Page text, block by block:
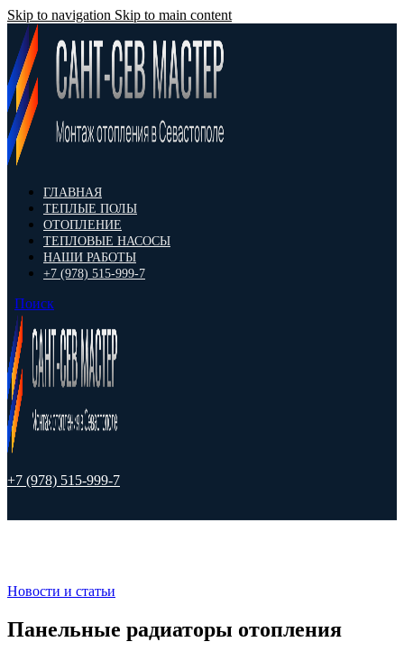
Skip to navigation Skip to main content
ГЛАВНАЯ
ТЕПЛЫЕ ПОЛЫ
ОТОПЛЕНИЕ
ТЕПЛОВЫЕ НАСОСЫ
НАШИ РАБОТЫ
+7 (978) 515-999-7
Поиск
+7 (978) 515-999-7
Новости и статьи
Панельные радиаторы отопления